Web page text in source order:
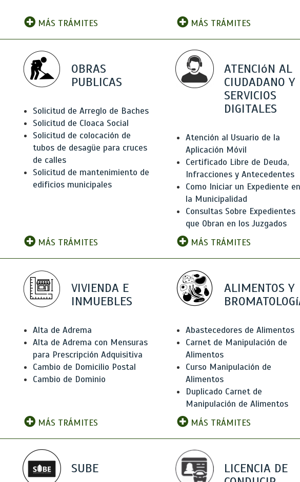
MÁS TRÁMITES MÁS TRÁMITES
OBRAS
PUBLICAS
Solicitud de Arreglo de Baches
Solicitud de Cloaca Social
Solicitud de colocación de
tubos de desagüe para cruces
de calles
Solicitud de mantenimiento de
edificios municipales
MÁS TRÁMITES
ATENCIóN AL
CIUDADANO Y
SERVICIOS
DIGITALES
Atención al Usuario de la
Aplicación Móvil
Certificado Libre de Deuda,
Infracciones y Antecedentes
Como Iniciar un Expediente en
la Municipalidad
Consultas Sobre Expedientes
que Obran en los Juzgados
MÁS TRÁMITES
VIVIENDA E
INMUEBLES
Alta de Adrema
Alta de Adrema con Mensuras
para Prescripción Adquisitiva
Cambio de Domicilio Postal
Cambio de Dominio
MÁS TRÁMITES
ALIMENTOS Y
Abastecedores de Alimentos
Carnet de Manipulación de
Alimentos
Curso Manipulación de
Alimentos
Duplicado Carnet de
Manipulación de Alimentos
MÁS TRÁMITES
SUBE
LICENCIA DE